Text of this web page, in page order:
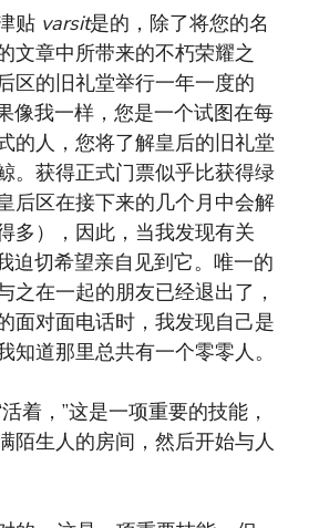
贴 varsit是的，除了将您的名
文章中所带来的不朽荣耀之
区的旧礼堂举行一年一度的
像我一样，您是一个试图在每
的人，您将了解皇后的旧礼堂
。获得正式门票似乎比获得绿
后区在接下来的几个月中会解
多），因此，当我发现有关
迫切希望亲自见到它。唯一的
之在一起的朋友已经退出了，
面对面电话时，我发现自己是
知道那里总共有一个零零人。
着，”这是一项重要的技能，
陌生人的房间，然后开始与人